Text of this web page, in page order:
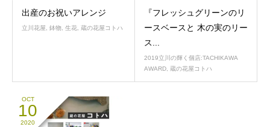
出産のお祝いアレンジ
立川花屋, 鉢物, 生花, 蔵の花屋コトハ
『フレッシュグリーンのリ
ースベースと 木の実のリー
ス...
2019立川の輝く個店:TACHIKAWA
AWARD, 蔵の花屋コトハ
OCT
10
2020